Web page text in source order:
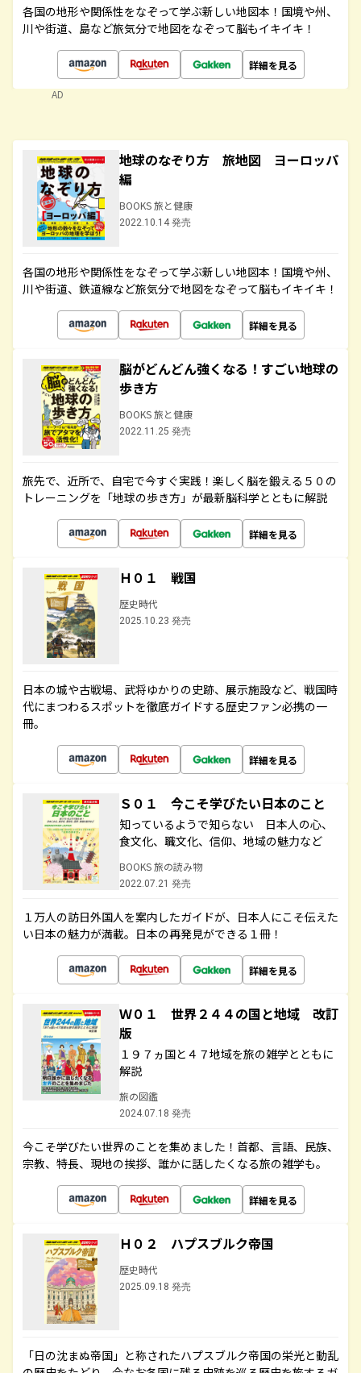
各国の地形や関係性をなぞって学ぶ新しい地図本！国境や州、
川や街道、島など旅気分で地図をなぞって脳もイキイキ！
詳細を見る
AD
地球のなぞり方 旅地図 ヨーロッパ
編
BOOKS 旅と健康
2022.10.14 発売
各国の地形や関係性をなぞって学ぶ新しい地図本！国境や州、
川や街道、鉄道線など旅気分で地図をなぞって脳もイキイキ！
詳細を見る
脳がどんどん強くなる！すごい地球の
歩き方
BOOKS 旅と健康
2022.11.25 発売
旅先で、近所で、自宅で今すぐ実践！楽しく脳を鍛える５０の
トレーニングを「地球の歩き方」が最新脳科学とともに解説
詳細を見る
Ｈ０１ 戦国
歴史時代
2025.10.23 発売
日本の城や古戦場、武将ゆかりの史跡、展示施設など、戦国時
代にまつわるスポットを徹底ガイドする歴史ファン必携の一
冊。
詳細を見る
Ｓ０１ 今こそ学びたい日本のこと
知っているようで知らない 日本人の心、
食文化、職文化、信仰、地域の魅力など
BOOKS 旅の読み物
2022.07.21 発売
１万人の訪日外国人を案内したガイドが、日本人にこそ伝えた
い日本の魅力が満載。日本の再発見ができる１冊！
詳細を見る
Ｗ０１ 世界２４４の国と地域 改訂
版
１９７ヵ国と４７地域を旅の雑学とともに
解説
旅の図鑑
2024.07.18 発売
今こそ学びたい世界のことを集めました！首都、言語、民族、
宗教、特長、現地の挨拶、誰かに話したくなる旅の雑学も。
詳細を見る
Ｈ０２ ハプスブルク帝国
歴史時代
2025.09.18 発売
「日の沈まぬ帝国」と称されたハプスブルク帝国の栄光と動乱